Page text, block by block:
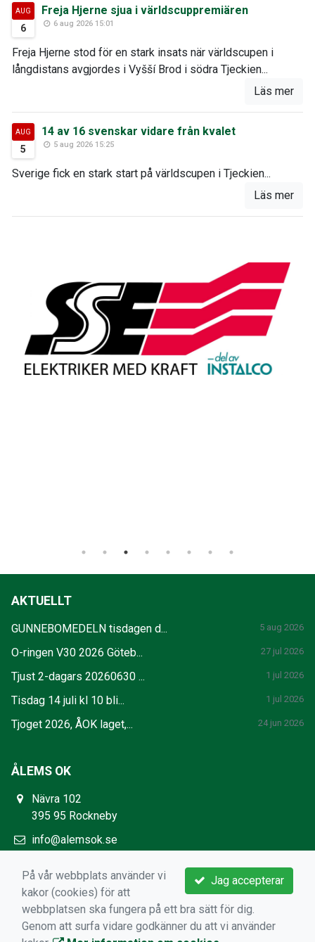
AUG
6
Freja Hjerne sjua i världscuppremiären
6 aug 2026 15:01
Freja Hjerne stod för en stark insats när världscupen i
långdistans avgjordes i Vyšší Brod i södra Tjeckien...
Läs mer
AUG
5
14 av 16 svenskar vidare från kvalet
5 aug 2026 15:25
Sverige fick en stark start på världscupen i Tjeckien...
Läs mer
AKTUELLT
GUNNEBOMEDELN tisdagen d... 5 aug 2026
O-ringen V30 2026 Göteb... 27 jul 2026
Tjust 2-dagars 20260630 ... 1 jul 2026
Tisdag 14 juli kl 10 bli... 1 jul 2026
Tjoget 2026, ÅOK laget,... 24 jun 2026
ÅLEMS OK
Nävra 102
395 95 Rockneby
info@alemsok.se
Jag accepterar
På vår webbplats använder vi
kakor (cookies) för att
webbplatsen ska fungera på ett bra sätt för dig.
Genom att surfa vidare godkänner du att vi använder